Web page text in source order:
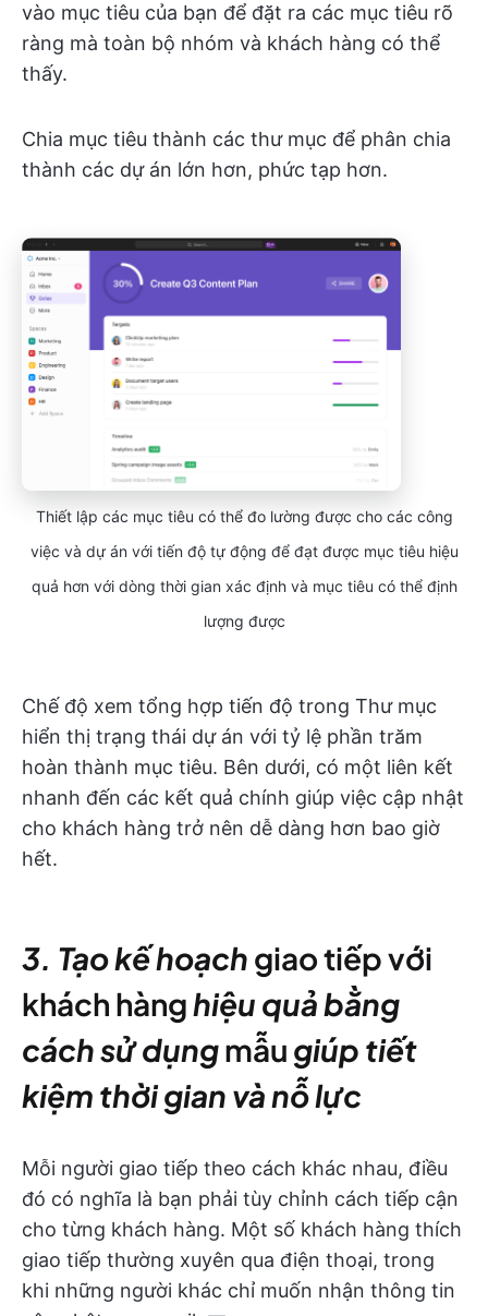
vào mục tiêu của bạn để đặt ra các mục tiêu rõ
ràng mà toàn bộ nhóm và khách hàng có thể
thấy.
Chia mục tiêu thành các thư mục để phân chia
thành các dự án lớn hơn, phức tạp hơn.
Thiết lập các mục tiêu có thể đo lường được cho các công
việc và dự án với tiến độ tự động để đạt được mục tiêu hiệu
quả hơn với dòng thời gian xác định và mục tiêu có thể định
lượng được
Chế độ xem tổng hợp tiến độ trong Thư mục
hiển thị trạng thái dự án với tỷ lệ phần trăm
hoàn thành mục tiêu. Bên dưới, có một liên kết
nhanh đến các kết quả chính giúp việc cập nhật
cho khách hàng trở nên dễ dàng hơn bao giờ
hết.
3. Tạo kế hoạch giao tiếp với
khách hànghiệu quả bằng
cách sử dụngmẫu giúp tiết
kiệm thời gian và nỗ lực
Mỗi người giao tiếp theo cách khác nhau, điều
đó có nghĩa là bạn phải tùy chỉnh cách tiếp cận
cho từng khách hàng. Một số khách hàng thích
giao tiếp thường xuyên qua điện thoại, trong
khi những người khác chỉ muốn nhận thông tin